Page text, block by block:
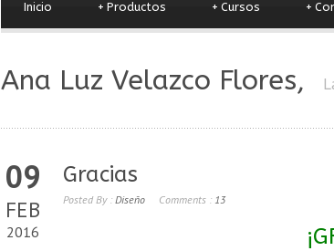
Inicio Productos
+ Cursos
+ +
Ana Luz Velazco Flores,
09
FEB
2016
Gracias
Posted By : Diseño Comments : 13